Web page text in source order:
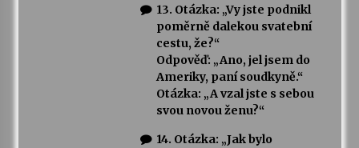
13. Otázka: „Vy jste podnikl
poměrně dalekou svatební
cestu, že?“
Odpověď: „Ano, jel jsem do
Ameriky, paní soudkyně.“
Otázka: „A vzal jste s sebou
svou novou ženu?“
14. Otázka: „Jak bylo